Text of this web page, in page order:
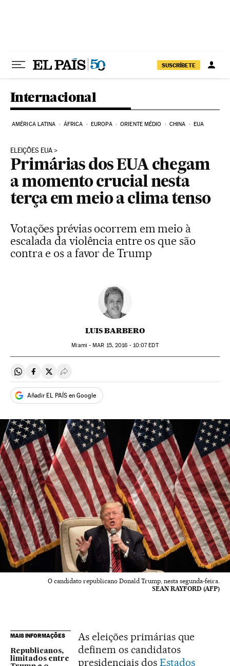
SUSCRÍBETE
Internacional
AMÉRICA LATINA ÁFRICA EUROPA ORIENTE MÉDIO CHINA EUA
ELEIÇÕES EUA
Primárias dos EUA chegam
a momento crucial nesta
terça em meio a clima tenso
Votações prévias ocorrem em meio à
escalada da violência entre os que são
contra e os a favor de Trump
LUIS BARBERO
Miami -MAR 15, 2016 - 10:07EDT
Compartir en Whatsapp
Compartir en Facebook
Compartir en Twitter
Desplegar Redes Sociales
Añadir EL PAÍS en Google
O candidato republicano Donald Trump, nesta segunda-feira.
SEAN RAYFORD (AFP)
MAIS INFORMAÇÕES
Republicanos,
limitados entre
As eleições primárias que
definem os candidatos
presidenciais dos Estados